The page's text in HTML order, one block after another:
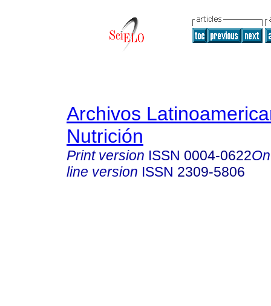
Archivos
Nutrición
Print version ISSN 0004-0622
line version ISSN 2309-5806